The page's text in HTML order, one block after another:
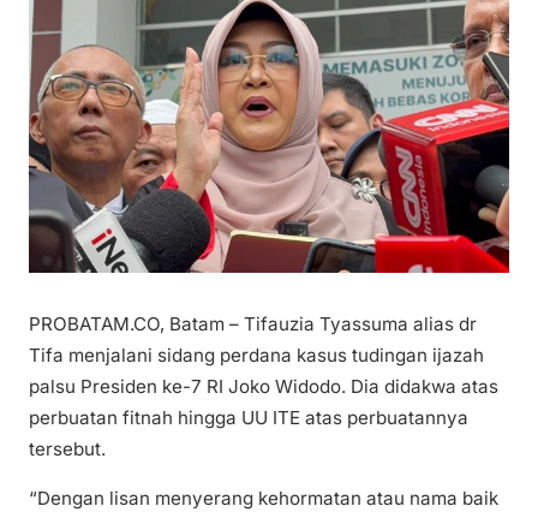
PROBATAM.CO, Batam – Tifauzia Tyassuma alias dr
Tifa menjalani sidang perdana kasus tudingan ijazah
palsu Presiden ke-7 RI Joko Widodo. Dia didakwa atas
perbuatan fitnah hingga UU ITE atas perbuatannya
tersebut.
“Dengan lisan menyerang kehormatan atau nama baik